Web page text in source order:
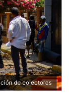
de colectores